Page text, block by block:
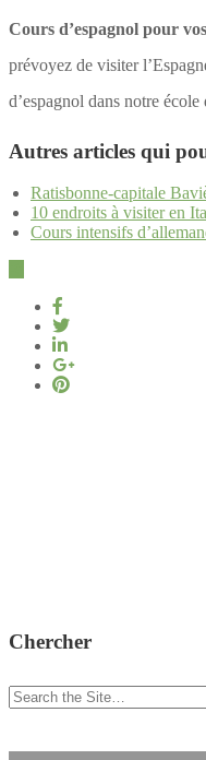
Cours d’espagnol pour
prévoyez de visiter
d’espagnol dans notre école
Autres articles qui
Ratisbonne-capitale
10 endroits à visiter en
Cours intensifs
Chercher
Search
for: